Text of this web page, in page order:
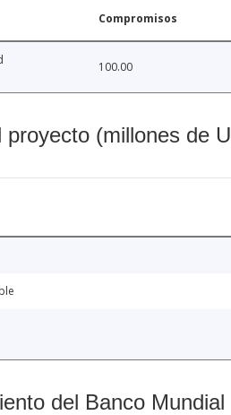
Compromisos
100.00
(millones de
del Banco